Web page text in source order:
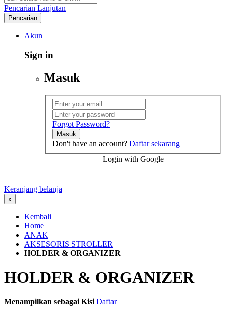
Pencarian Lanjutan
Pencarian
Akun
Sign in
Masuk
Forgot Password?
Masuk
Don't have an account? Daftar sekarang
Login with Google
Keranjang belanja
x
Kembali
Home
ANAK
AKSESORIS STROLLER
HOLDER & ORGANIZER
HOLDER & ORGANIZER
Menampilkan sebagai Kisi Daftar